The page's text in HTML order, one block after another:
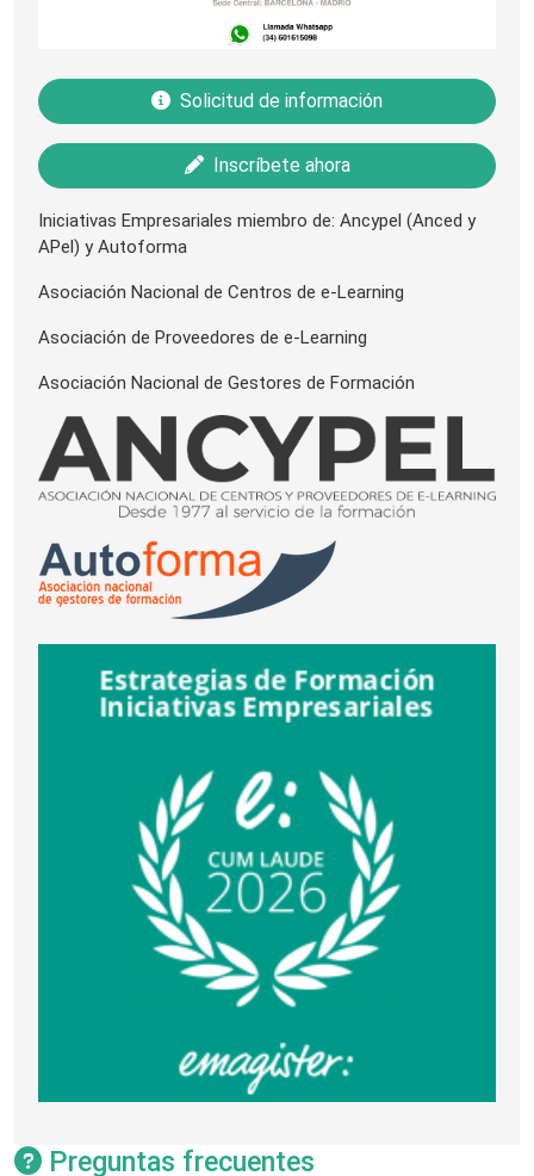
Solicitud de información
Inscríbete ahora
Iniciativas Empresariales miembro de: Ancypel (Anced y
APel) y Autoforma
Asociación Nacional de Centros de e-Learning
Asociación de Proveedores de e-Learning
Asociación Nacional de Gestores de Formación
Preguntas frecuentes